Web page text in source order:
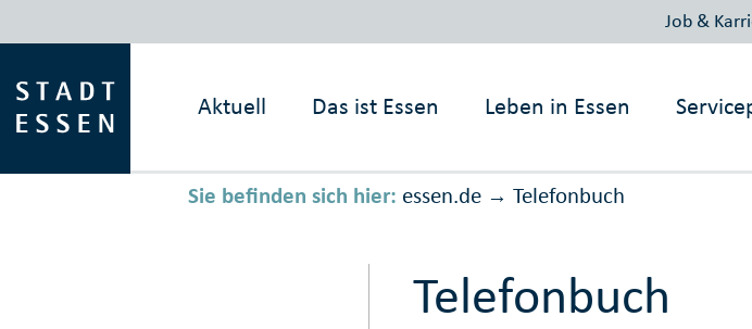
Job &
Aktuell Das ist Essen Leben in Essen
Sie befinden sich hier: essen.de → Telefonbuch
Telefonbuch